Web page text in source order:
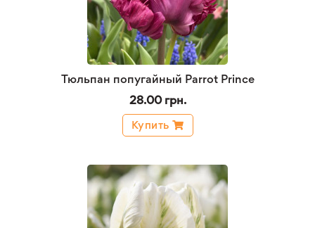
Тюльпан попугайный Parrot Prince
28.00 грн.
Купить